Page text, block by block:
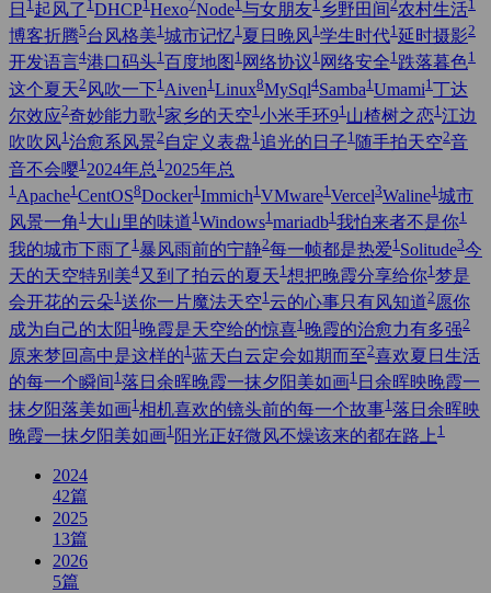
日
起风了 DHCP Hexo Node 与女朋友 乡野田间 农村生活
博客折腾5台风格美1 城市记忆1 夏日晚风1 学生时代1 延时摄影2
开发语言4港口码头1 百度地图 1 网络协议1 网络安全1 跌落暮色1
这个夏天2 风吹一下1 Aiven1 Linux8MySql4Samba1 Umami1 丁达
尔效应2奇妙能力歌1 家乡的天空1 小米手环91 山楂树之恋1 江边
吹吹风1 治愈系风景2 自定义表盘1 追光的日子1 随手拍天空2音
音不会嘤1 2024年总 1 2025年总
1 Apache1 CentOS8Docker1 Immich1 VMware1 Vercel3Waline1 城市
风景一角 1 大山里的味道1 Windows1 mariadb1 我怕来者不是你1
我的城市下雨了 1 暴风雨前的宁静2每一帧都是热爱1 Solitude3今
天的天空特别美4又到了拍云的夏天1 想把晚霞分享给你1 梦是
会开花的云朵1 送你一片魔法天空1 云的心事只有风知道2愿你
成为自己的太阳 1 晚霞是天空给的惊喜1 晚霞的治愈力有多强2
原来梦回高中是这样的1 蓝天白云定会如期而至2喜欢夏日生活
的每一个瞬间 1 落日余晖晚霞一抹夕阳美如画1 日余晖映晚霞一
抹夕阳落美如画1 相机喜欢的镜头前的每一个故事1 落日余晖映
晚霞一抹夕阳美如画1 阳光正好微风不燥该来的都在路上 1
2024
42篇
2025
13篇
2026
5篇